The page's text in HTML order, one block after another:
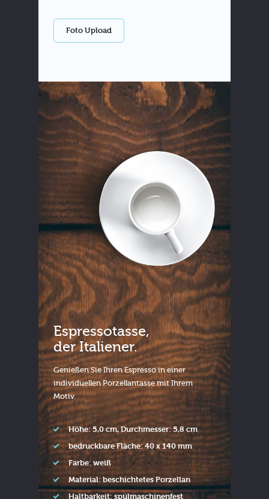
Foto Upload
Espressotasse,
der Italiener.
Genießen Sie Ihren Espresso in einer
individuellen Porzellantasse mit Ihrem
Motiv.
Höhe: 5,0 cm, Durchmesser: 5,8 cm
bedruckbare Fläche: 40 x 140 mm
Farbe: weiß
Material: beschichtetes Porzellan
Haltbarkeit: spülmaschinenfest